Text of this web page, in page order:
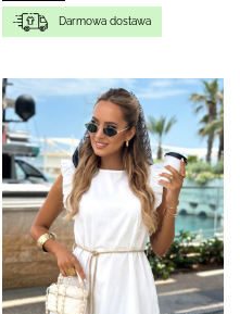
Darmowa dostawa